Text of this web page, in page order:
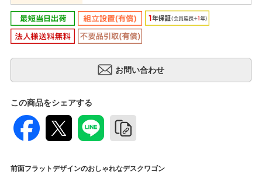
この商品をシェアする
前面フラットデザインのおしゃれなデスクワゴン